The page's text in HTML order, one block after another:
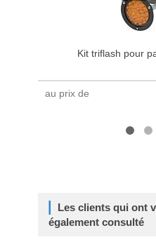
Kit triflash pour
au prix de
Les clients qui ont
également consulté